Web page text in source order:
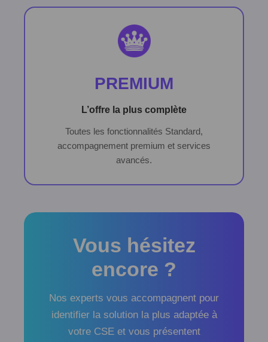
PREMIUM
L’offre la plus complète
Toutes les fonctionnalités Standard,
accompagnement premium et services
avancés.
Vous hésitez
encore ?
Nos experts vous accompagnent pour
identifier la solution la plus adaptée à
votre CSE et vous présentent